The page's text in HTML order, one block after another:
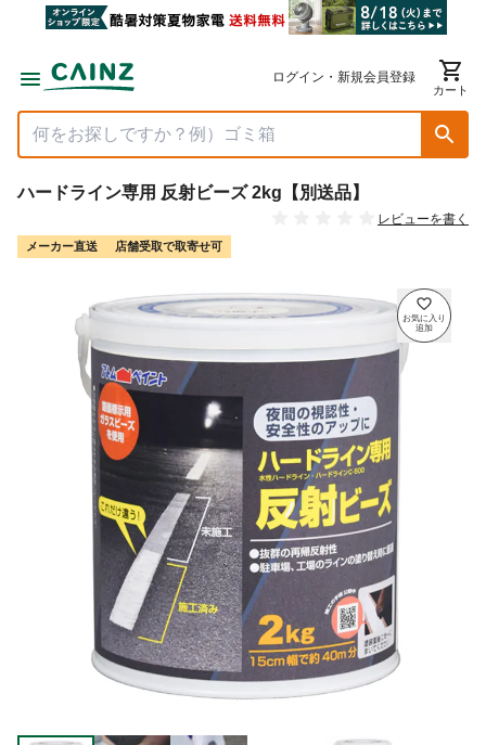
ログイン・新規会員登録
カート
ハードライン専用 反射ビーズ 2kg【別送品】
レビューを書く
メーカー直送 店舗受取で取寄せ可